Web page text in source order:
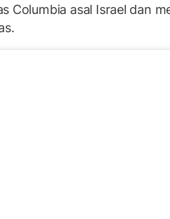
Columbia asal Israel dan